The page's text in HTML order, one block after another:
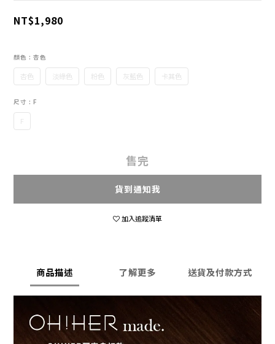
NT$1,980
顏色 : 杏色
杏色 淡綠色 粉色 灰藍色 卡其色
尺寸 : F
F
售完
貨到通知我
加入追蹤清單
商品描述 了解更多 送貨及付款方式